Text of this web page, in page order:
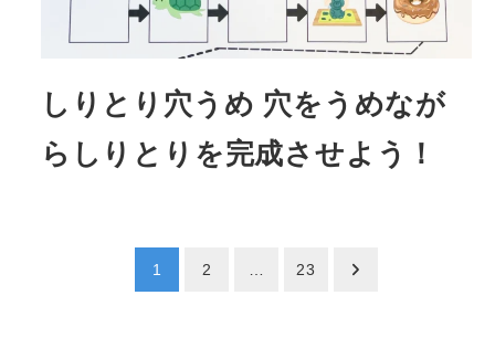
しりとり穴うめ 穴をうめなが
らしりとりを完成させよう！
投
1 2 … 23